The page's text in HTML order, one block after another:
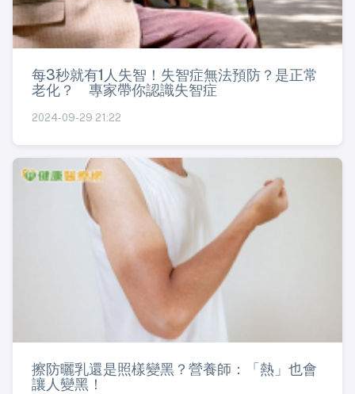
每3秒就有1人失智！失智症無法預防？是正常
老化？ 專家帶你認識失智症
2024-09-29 21:22
擦防曬乳還是照樣變黑？營養師：「熱」也會
讓人變黑！